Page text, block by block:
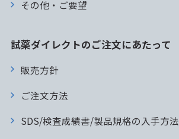
その他・ご要望
試薬ダイレクトのご注文にあたって
販売方針
ご注文方法
SDS/検査成績書/製品規格の入手方法